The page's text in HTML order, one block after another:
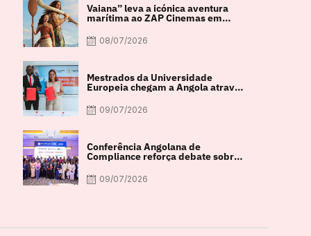
Vaiana” leva a icónica aventura
marítima ao ZAP Cinemas em
08/07/2026
Mestrados da Universidade
Europeia chegam a Angola através
de parceria com a FACUL
09/07/2026
Conferência Angolana de
Compliance reforça debate sobre
integridade e crescimento
económico
09/07/2026